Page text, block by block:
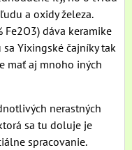
a oxidy železa.
Fe2O3) dáva keramike
Yixingské čajníky tak
mať aj mnoho iných
nerastných
sa tu doluje je
spracovanie.